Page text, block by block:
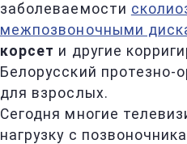
заболеваемости
межпозвоночными
корсет и другие
Белорусский протезно-
для взрослых.
Сегодня многие
нагрузку с